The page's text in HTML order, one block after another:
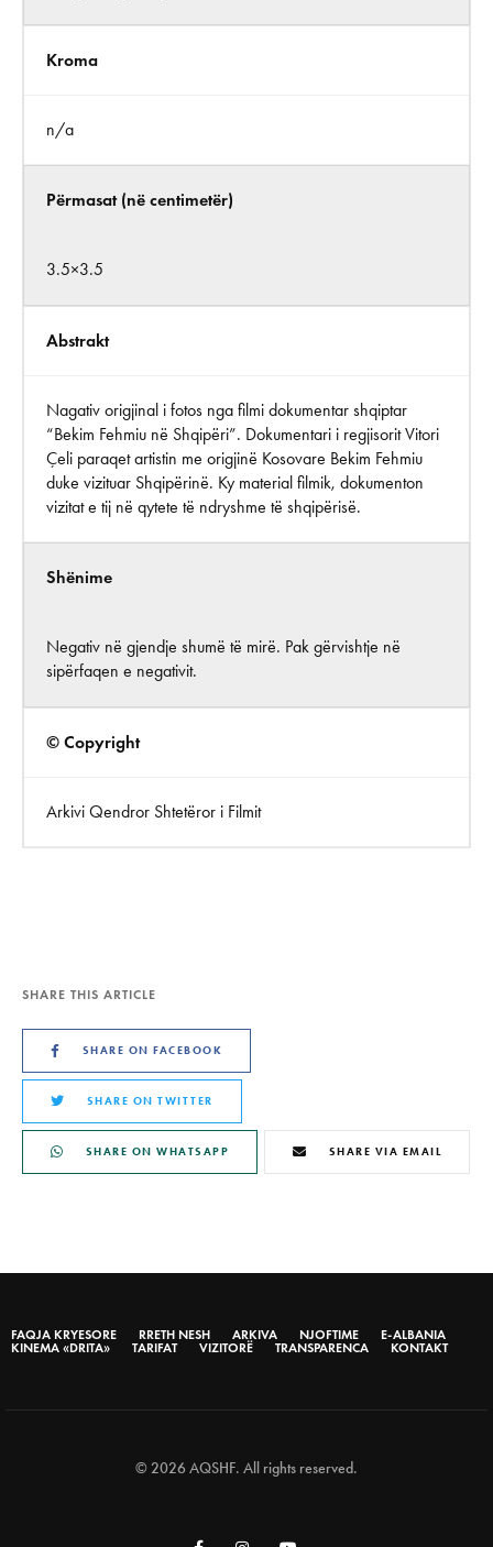
Kroma
n/a
Përmasat (në centimetër)
3.5×3.5
Abstrakt
Nagativ origjinal i fotos nga filmi dokumentar shqiptar
“Bekim Fehmiu në Shqipëri”. Dokumentari i regjisorit Vitori
Çeli paraqet artistin me origjinë Kosovare Bekim Fehmiu
duke vizituar Shqipërinë. Ky material filmik, dokumenton
vizitat e tij në qytete të ndryshme të shqipërisë.
Shënime
Negativ në gjendje shumë të mirë. Pak gërvishtje në
sipërfaqen e negativit.
© Copyright
Arkivi Qendror Shtetëror i Filmit
SHARE THIS ARTICLE
SHARE ON FACEBOOK
SHARE ON TWITTER
SHARE ON WHATSAPP SHARE VIA EMAIL
FAQJA KRYESORE RRETH NESH ARKIVA NJOFTIME
E-ALBANIA
KINEMA «DRITA»
TARIFAT VIZITORË TRANSPARENCA KONTAKT
© 2026 AQSHF. All rights reserved.